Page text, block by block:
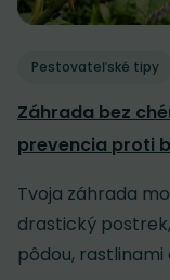
Pestovateľské tipy
Záhrada bez
prevencia proti
Tvoja záhrada
drastický
pôdou, rastlinami